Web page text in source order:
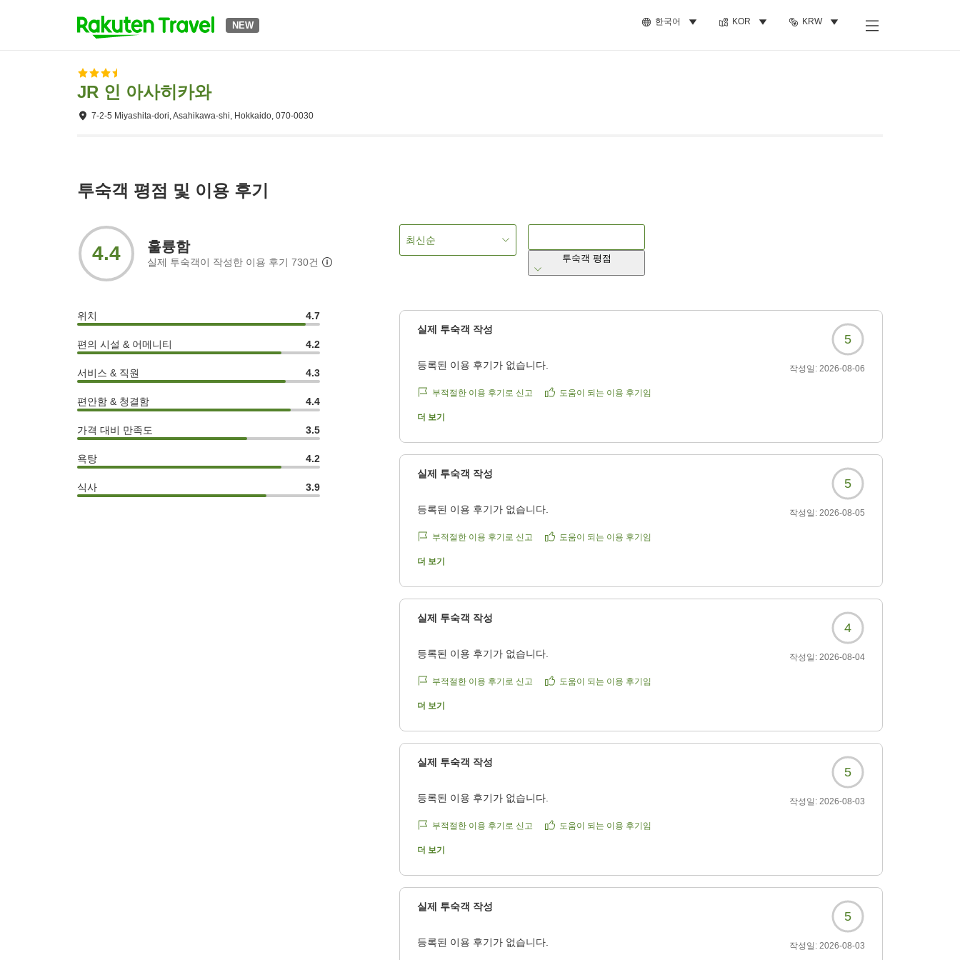
NEW 한국어 KOR KRW
JR 인 아사히카와
7-2-5 Miyashita-dori, Asahikawa-shi, Hokkaido, 070-0030
투숙객 평점 및 이용 후기
4.4 훌륭함
실제 투숙객이 작성한 이용 후기 730건
위치 4.7
편의 시설 & 어메니티 4.2
서비스 & 직원 4.3
편안함 & 청결함 4.4
가격 대비 만족도 3.5
욕탕 4.2
식사 3.9
최신순
투숙객 평점
실제 투숙객 작성
5
등록된 이용 후기가 없습니다. 작성일: 2026-08-06
부적절한 이용 후기로 신고 도움이 되는 이용 후기임
더 보기
실제 투숙객 작성
5
등록된 이용 후기가 없습니다. 작성일: 2026-08-05
부적절한 이용 후기로 신고 도움이 되는 이용 후기임
더 보기
실제 투숙객 작성
4
등록된 이용 후기가 없습니다. 작성일: 2026-08-04
부적절한 이용 후기로 신고 도움이 되는 이용 후기임
더 보기
실제 투숙객 작성
5
등록된 이용 후기가 없습니다. 작성일: 2026-08-03
부적절한 이용 후기로 신고 도움이 되는 이용 후기임
더 보기
실제 투숙객 작성
5
등록된 이용 후기가 없습니다. 작성일: 2026-08-03